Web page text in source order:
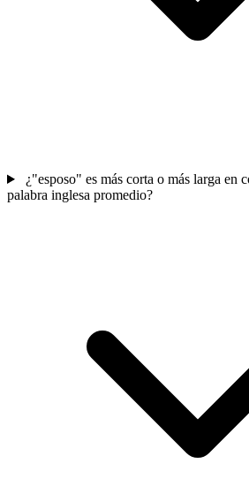
¿"esposo" es más corta o más larga en
palabra inglesa promedio?